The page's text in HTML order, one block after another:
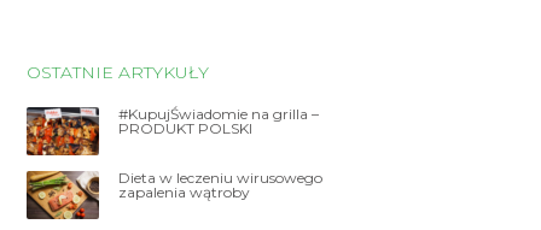
OSTATNIE ARTYKUŁY
#KupujŚwiadomie na grilla –
PRODUKT POLSKI
Dieta w leczeniu wirusowego
zapalenia wątroby